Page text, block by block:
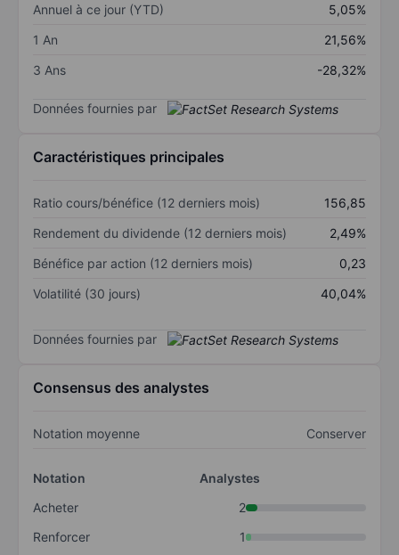
Annuel à ce jour (YTD)
5,05%
1 An
21,56%
3 Ans
-28,32%
Données fournies par
Caractéristiques principales
Ratio cours/bénéfice (12 derniers mois)
156,85
Rendement du dividende (12 derniers mois)
2,49%
Bénéfice par action (12 derniers mois)
0,23
Volatilité (30 jours)
40,04%
Données fournies par
Consensus des analystes
Notation moyenne Conserver
Notation
Analystes
Acheter
2
Renforcer
1